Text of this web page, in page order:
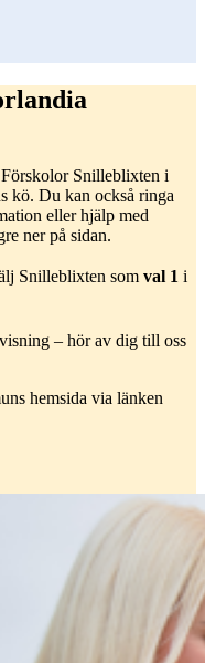
Snilleblixten i
kö. Du kan också ringa
eller hjälp med
ner på sidan.
Snilleblixten som val 1 i
– hör av dig till oss
hemsida via länken